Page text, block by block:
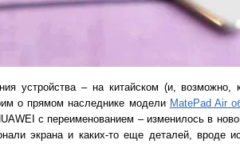
устройства – на китайском (и,
о прямом наследнике модели MatePad Air
с переименованием – изменилось в
экрана и каких-то еще деталей, вроде